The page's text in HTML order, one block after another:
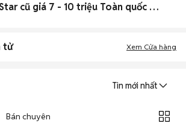
0 Htc Wildfire E Star cũ giá 7 - 10 triệu Toàn quốc đẹp
tử Xem Cửa hàng
Tin mới nhất
Bán chuyên